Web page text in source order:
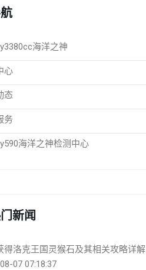
海洋之神
心
态
务
海洋之神检测中心
新闻
得洛克王国灵猴石及其相关攻略详解
07 07:18:37